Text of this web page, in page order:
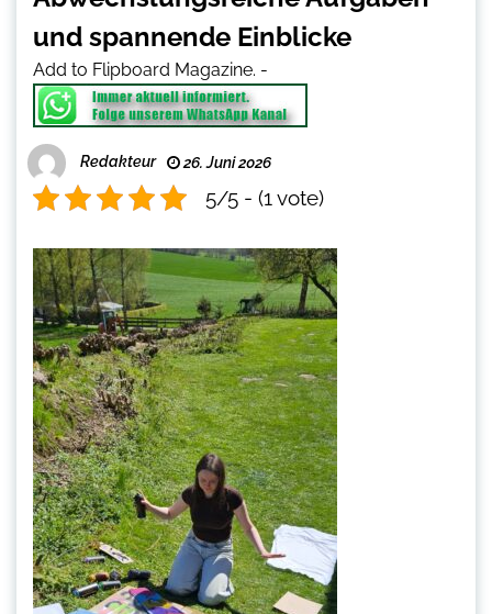
und spannende Einblicke
Add to Flipboard Magazine. -
Redakteur 26. Juni 2026
5/5 - (1 vote)